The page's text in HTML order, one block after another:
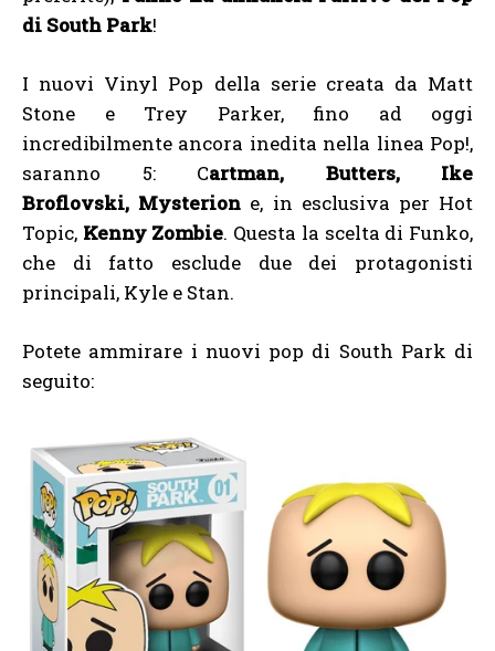
di South Park!
I nuovi Vinyl Pop della serie creata da Matt
Stone e Trey Parker, fino ad oggi
incredibilmente ancora inedita nella linea Pop!,
saranno 5: Cartman, Butters, Ike
Broflovski, Mysterion e, in esclusiva per Hot
Topic, Kenny Zombie. Questa la scelta di Funko,
che di fatto esclude due dei protagonisti
principali, Kyle e Stan.
Potete ammirare i nuovi pop di South Park di
seguito: